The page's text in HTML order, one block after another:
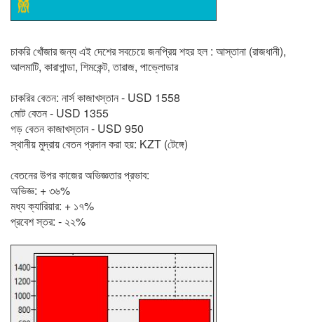
চাকরি খোঁজার জন্য এই দেশের সবচেয়ে জনপ্রিয় শহর হল : আস্তানা (রাজধানী),
আলমাটি, কারাগান্ডা, শিমকেন্ট, তারাজ, পাভ্লোডার
চাকরির বেতন: নার্স কাজাখস্তান - USD 1558
মোট বেতন - USD 1355
গড় বেতন কাজাখস্তান - USD 950
স্থানীয় মুদ্রায় বেতন প্রদান করা হয়: KZT (টেঙ্গে)
বেতনের উপর কাজের অভিজ্ঞতার প্রভাব:
অভিজ্ঞ: + ৩৬%
মধ্য ক্যারিয়ার: + ১৭%
প্রবেশ স্তর: - ২২%